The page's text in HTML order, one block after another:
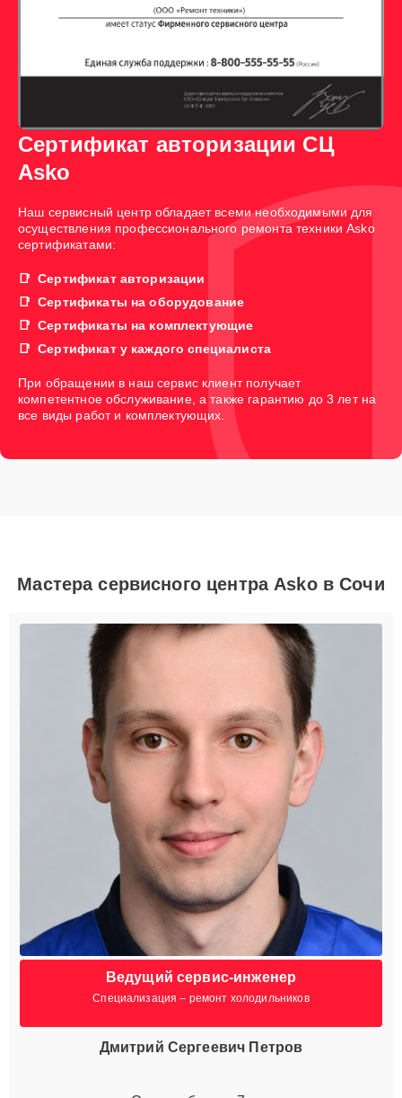
Сертификат авторизации СЦ
Asko
Наш сервисный центр обладает всеми необходимыми для
осуществления профессионального ремонта техники Asko
сертификатами:
Сертификат авторизации
Сертификаты на оборудование
Сертификаты на комплектующие
Сертификат у каждого специалиста
При обращении в наш сервис клиент получает
компетентное обслуживание, а также гарантию до 3 лет на
все виды работ и комплектующих.
Мастера сервисного центра Asko в Сочи
Ведущий сервис-инженер
Специализация – ремонт холодильников
Дмитрий Сергеевич Петров